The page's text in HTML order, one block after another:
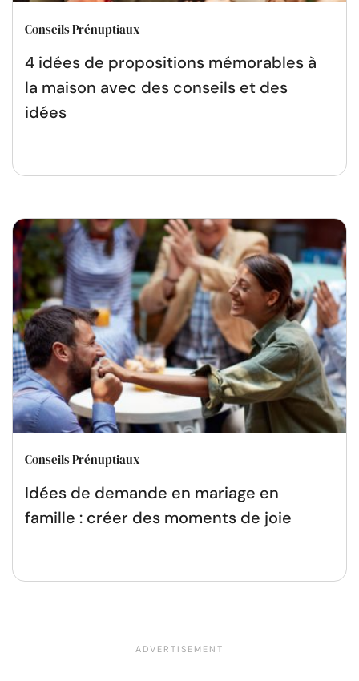
Conseils Prénuptiaux
4 idées de propositions mémorables à
la maison avec des conseils et des
idées
Conseils Prénuptiaux
Idées de demande en mariage en
famille : créer des moments de joie